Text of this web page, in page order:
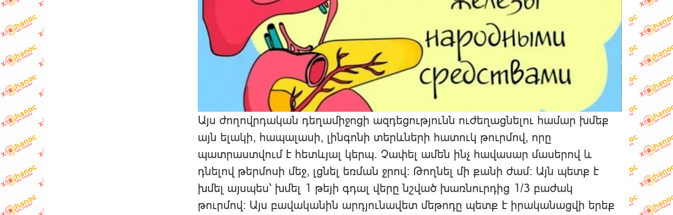
Այս ժողովրդական դեղամիջոցի ազդեցությունն ուժեղացնելու համար խմեք
այն ելակի, հապալասի, լինգոնի տերևների հատուկ թուրմով, որը
պատրաստվում է հետևյալ կերպ. Չափել ամեն ինչ հավասար մասերով և
դնելով թերմոսի մեջ, լցնել եռման ջրով։ Թողնել մի քանի ժամ։ Այն պետք է
խմել այսպես՝ խմել 1 թեյի գդալ վերը նշված խառնուրդից 1/3 բաժակ
թուրմով։ Այս բավականին արդյունավետ մեթոդը պետք է իրականացվի երեք